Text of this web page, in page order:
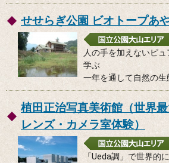
せせらぎ公園 ビオトープあ
人の手を加えないピ
学ぶ
一年を通して自然の
植田正治写真美術館（世界
レンズ・カメラ室体験）
「Ueda調」で世界的